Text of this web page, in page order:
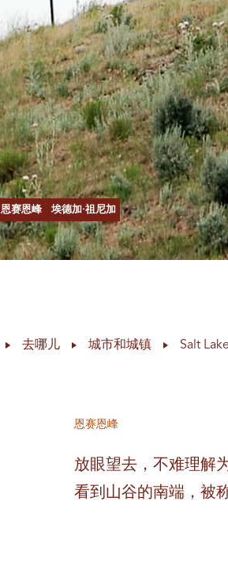
恩赛恩峰 埃德加·祖尼加
去哪儿 城市和城镇 Salt
恩赛恩峰
放眼望去，不难理解
看到山谷的南端，被